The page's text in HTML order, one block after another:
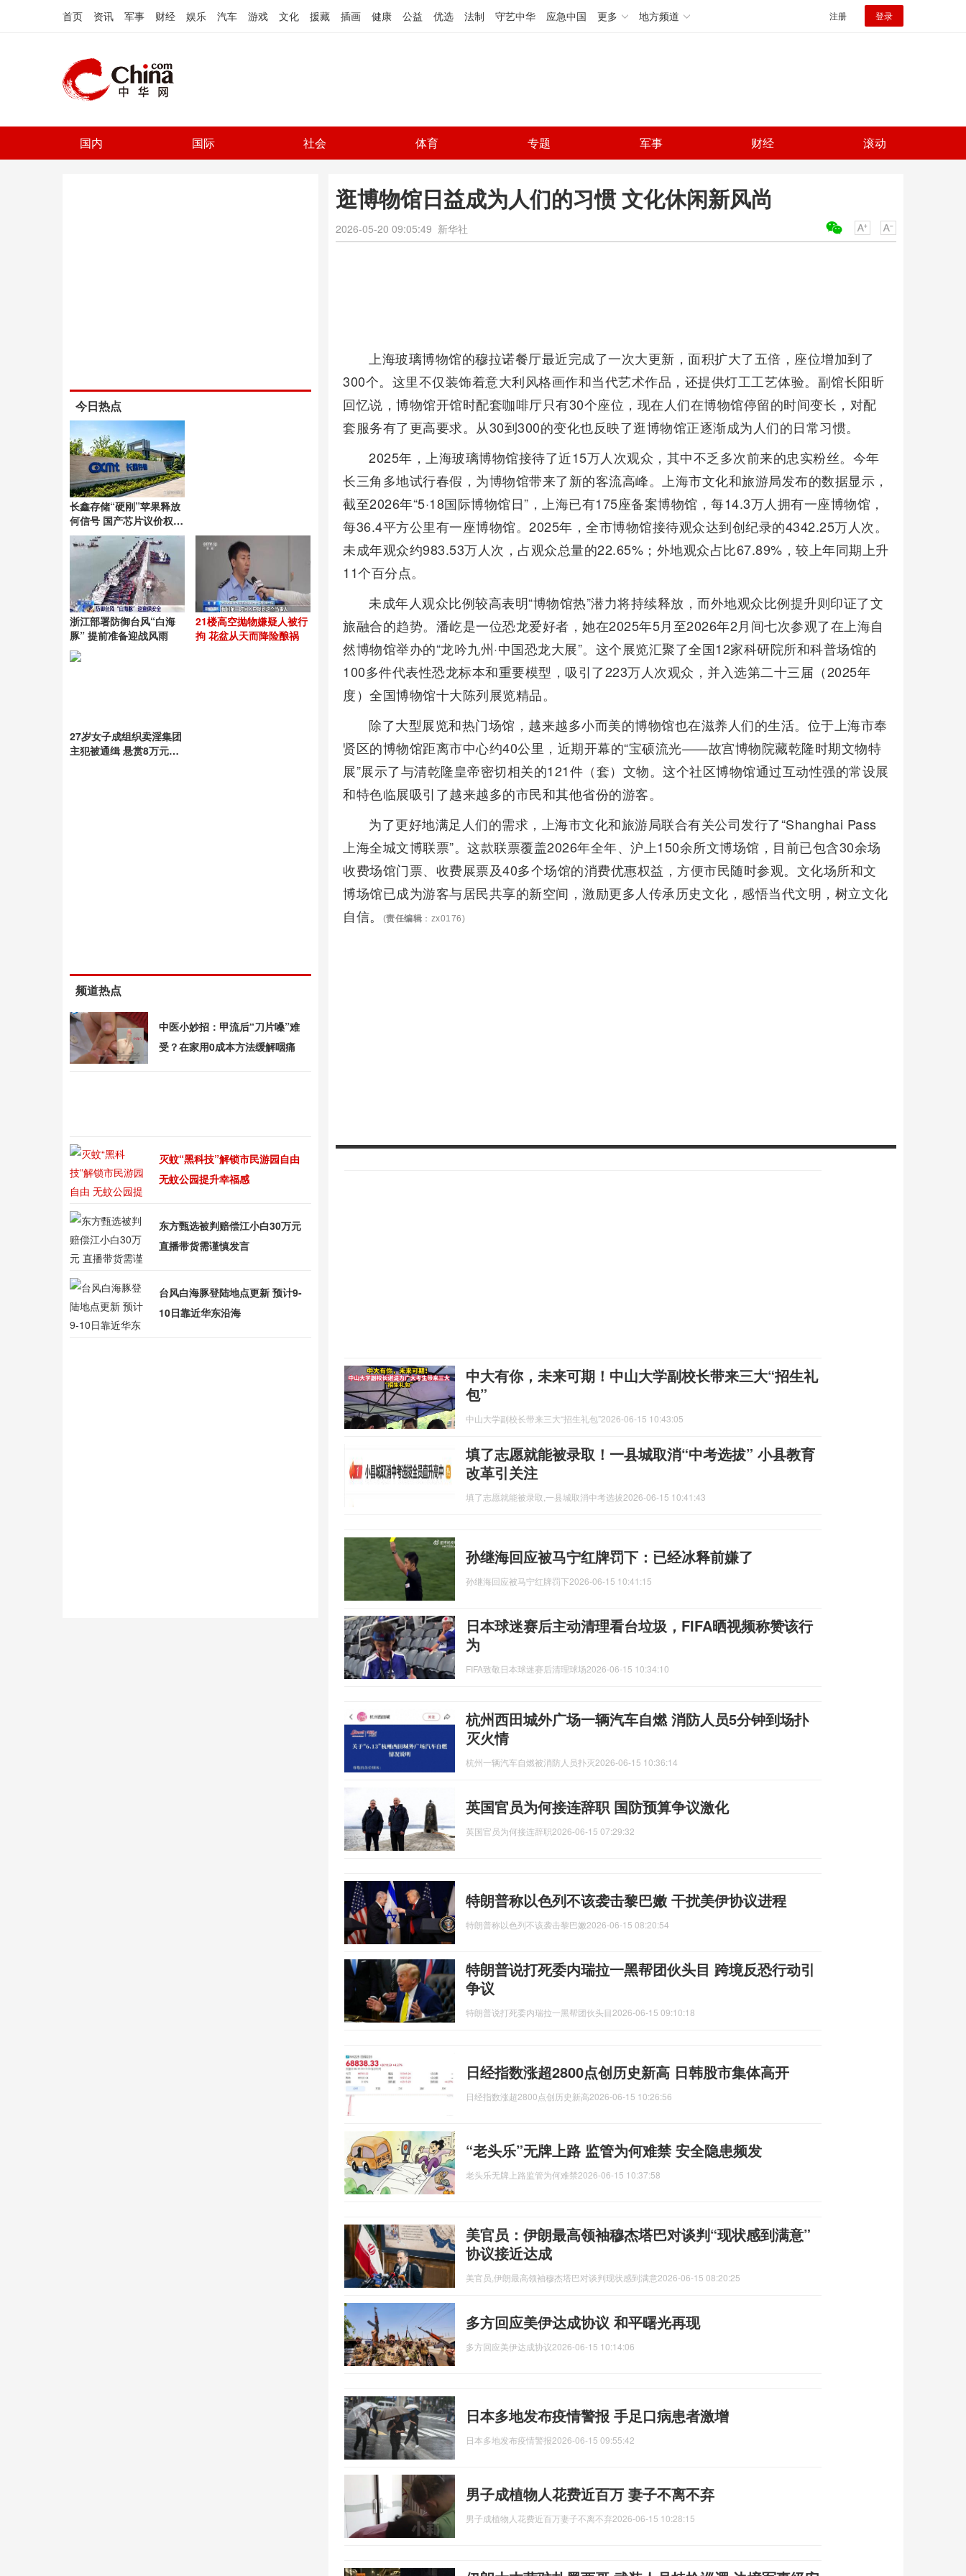
首页 资讯 军事 财经 娱乐 汽车 游戏 文化 援藏 插画 健康 公益 优选 法制 守艺中华 应急中国 更多 地方频道 注册 登录
国内 国际 社会 体育 专题 军事 财经 滚动
逛博物馆日益成为人们的习惯 文化休闲新风尚
2026-05-20 09:05:49 新华社
上海玻璃博物馆的穆拉诺餐厅最近完成了一次大更新，面积扩大了五倍，座位增加到了
300个。这里不仅装饰着意大利风格画作和当代艺术作品，还提供灯工工艺体验。副馆长阳昕
回忆说，博物馆开馆时配套咖啡厅只有30个座位，现在人们在博物馆停留的时间变长，对配
套服务有了更高要求。从30到300的变化也反映了逛博物馆正逐渐成为人们的日常习惯。
2025年，上海玻璃博物馆接待了近15万人次观众，其中不乏多次前来的忠实粉丝。今年
长三角多地试行春假，为博物馆带来了新的客流高峰。上海市文化和旅游局发布的数据显示，
截至2026年“5·18国际博物馆日”，上海已有175座备案博物馆，每14.3万人拥有一座博物馆，
每36.4平方公里有一座博物馆。2025年，全市博物馆接待观众达到创纪录的4342.25万人次。
未成年观众约983.53万人次，占观众总量的22.65%；外地观众占比67.89%，较上年同期上升
11个百分点。
未成年人观众比例较高表明“博物馆热”潜力将持续释放，而外地观众比例提升则印证了文
旅融合的趋势。潘屹是一位恐龙爱好者，她在2025年5月至2026年2月间七次参观了在上海自
然博物馆举办的“龙吟九州·中国恐龙大展”。这个展览汇聚了全国12家科研院所和科普场馆的
100多件代表性恐龙标本和重要模型，吸引了223万人次观众，并入选第二十三届（2025年
度）全国博物馆十大陈列展览精品。
除了大型展览和热门场馆，越来越多小而美的博物馆也在滋养人们的生活。位于上海市奉
贤区的博物馆距离市中心约40公里，近期开幕的“宝硕流光——故宫博物院藏乾隆时期文物特
展”展示了与清乾隆皇帝密切相关的121件（套）文物。这个社区博物馆通过互动性强的常设展
和特色临展吸引了越来越多的市民和其他省份的游客。
为了更好地满足人们的需求，上海市文化和旅游局联合有关公司发行了“Shanghai Pass
上海全城文博联票”。这款联票覆盖2026年全年、沪上150余所文博场馆，目前已包含30余场
收费场馆门票、收费展票及40多个场馆的消费优惠权益，方便市民随时参观。文化场所和文
博场馆已成为游客与居民共享的新空间，激励更多人传承历史文化，感悟当代文明，树立文化
自信。
(责任编辑 ：zx0176)
中大有你，未来可期！中山大学副校长带来三大“招生礼
包”
中山大学副校长带来三大“招生礼包”2026-06-15 10:43:05
填了志愿就能被录取！一县城取消“中考选拔” 小县教育
改革引关注
填了志愿就能被录取,一县城取消中考选拔2026-06-15 10:41:43
孙继海回应被马宁红牌罚下：已经冰释前嫌了
孙继海回应被马宁红牌罚下2026-06-15 10:41:15
日本球迷赛后主动清理看台垃圾，FIFA晒视频称赞该行
为
FIFA致敬日本球迷赛后清理球场2026-06-15 10:34:10
杭州西田城外广场一辆汽车自燃 消防人员5分钟到场扑
灭火情
杭州一辆汽车自燃被消防人员扑灭2026-06-15 10:36:14
英国官员为何接连辞职 国防预算争议激化
英国官员为何接连辞职2026-06-15 07:29:32
特朗普称以色列不该袭击黎巴嫩 干扰美伊协议进程
特朗普称以色列不该袭击黎巴嫩2026-06-15 08:20:54
特朗普说打死委内瑞拉一黑帮团伙头目 跨境反恐行动引
争议
特朗普说打死委内瑞拉一黑帮团伙头目2026-06-15 09:10:18
日经指数涨超2800点创历史新高 日韩股市集体高开
日经指数涨超2800点创历史新高2026-06-15 10:26:56
“老头乐”无牌上路 监管为何难禁 安全隐患频发
老头乐无牌上路监管为何难禁2026-06-15 10:37:58
美官员：伊朗最高领袖穆杰塔巴对谈判“现状感到满意”
协议接近达成
美官员,伊朗最高领袖穆杰塔巴对谈判现状感到满意2026-06-15 08:20:25
多方回应美伊达成协议 和平曙光再现
多方回应美伊达成协议2026-06-15 10:14:06
日本多地发布疫情警报 手足口病患者激增
日本多地发布疫情警报2026-06-15 09:55:42
男子成植物人花费近百万 妻子不离不弃
男子成植物人花费近百万妻子不离不弃2026-06-15 10:28:15
今日热点
长鑫存储“硬刚”苹果释放
何信号 国产芯片议价权崛
起
浙江部署防御台风“白海
豚” 提前准备迎战风雨
21楼高空抛物嫌疑人被行
拘 花盆从天而降险酿祸
27岁女子成组织卖淫集团
主犯被通缉 悬赏8万元捉
频道热点
中医小妙招：甲流后“刀片嗓”难
受？在家用0成本方法缓解咽痛
灭蚊“黑科技”解锁市民游园自由
无蚊公园提升幸福感
东方甄选被判赔偿江小白30万元
直播带货需谨慎发言
台风白海豚登陆地点更新 预计9-
10日靠近华东沿海